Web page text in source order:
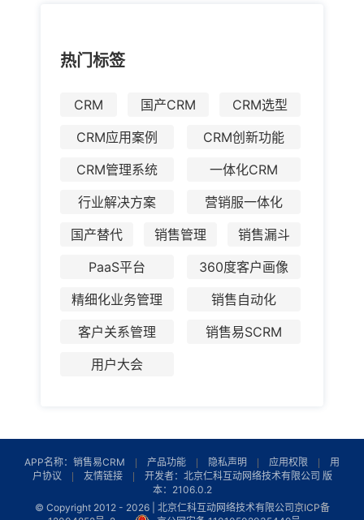
热门标签
CRM 国产CRM
CRM选型
CRM应用案例
CRM创新功能
CRM管理系统
一体化CRM
行业解决方案
营销服一体化
国产替代
销售管理
销售漏斗
PaaS平台
360度客户画像
精细化业务管理
销售自动化
客户关系管理
销售易SCRM
用户大会
APP名称：销售易CRM 产品功能 隐私声明 应用权限
用
户协议
友情链接
开发者：北京仁科互动网络技术有限公司 版
本：2106.0.2
© Copyright 2012 - 2026 | 北京仁科互动网络技术有限公司京ICP备